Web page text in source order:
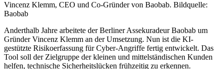
Vincenz Klemm, CEO und Co-Gründer von Baobab. Bildquelle:
Baobab
Anderthalb Jahre arbeitete der Berliner Assekuradeur Baobab um
Gründer Vincenz Klemm an der Umsetzung. Nun ist die KI-
gestützte Risikoerfassung für Cyber-Angriffe fertig entwickelt. Das
Tool soll der Zielgruppe der kleinen und mittelständischen Kunden
helfen, technische Sicherheitslücken frühzeitig zu erkennen.